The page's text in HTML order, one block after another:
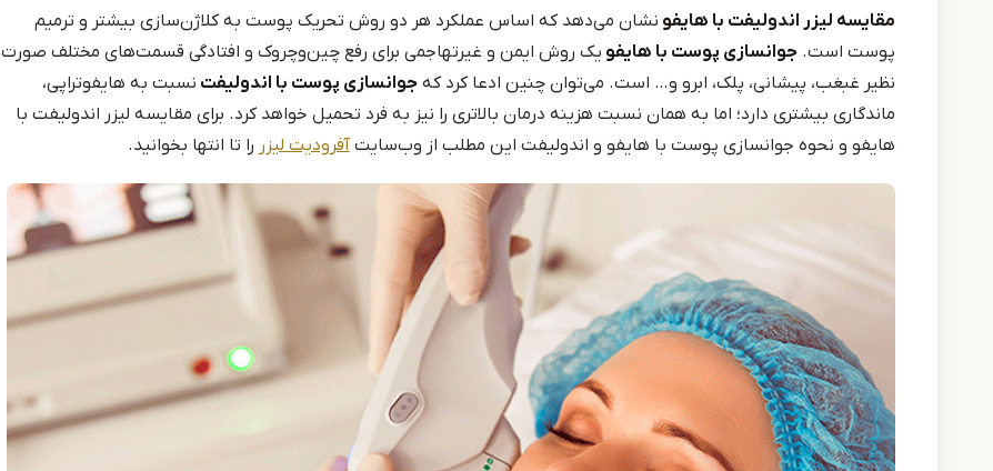
مقایسه لیزر اندولیفت با هایفو نشان می‌دهد که اساس عملکرد هر دو روش تحریک پوست به کلاژن‌سازی بیشتر و ترمیم
پوست است.جوانسازی پوست با هایفو یک روش ایمن و غیرتهاجمی برای رفع چین‌وچروک و افتادگی قسمت‌های مختلف صورت
نظیر غبغب، پیشانی، پلک، ابرو و… است. می‌توان چنین ادعا کرد کهجوانسازی پوست با اندولیفت نسبت به هایفوتراپی،
ماندگاری بیشتری دارد؛ اما به همان نسبت هزینه درمان بالاتری را نیز به فرد تحمیل خواهد کرد. برای مقایسه لیزر اندولیفت با
هایفو و نحوه جوانسازی پوست با هایفو و اندولیفت این مطلب از وب‌سایتآفرودیت لیزر را تا انتها بخوانید.